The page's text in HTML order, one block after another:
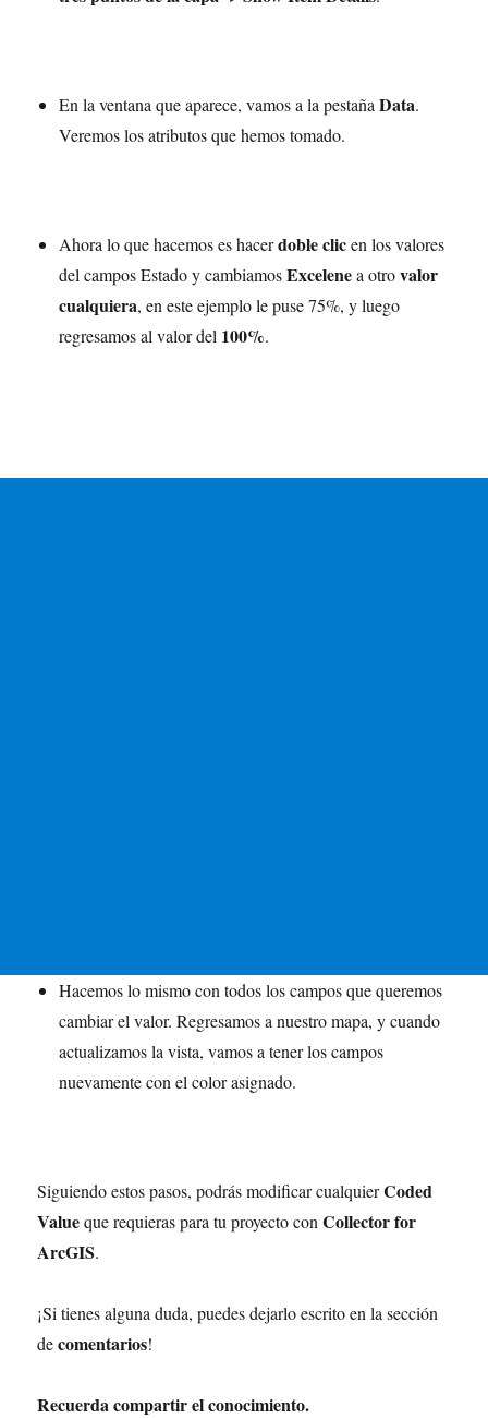
En la ventana que aparece, vamos a la pestañaData.
Veremos los atributos que hemos tomado.
Ahora lo que hacemos es hacerdoble clicen los valores
del campos Estado y cambiamosExcelenea otrovalor
cualquiera, en este ejemplo le puse 75%, y luego
regresamos al valor del 100%.
Hacemos lo mismo con todos los campos que queremos
cambiar el valor. Regresamos a nuestro mapa, y cuando
actualizamos la vista, vamos a tener los campos
nuevamente con el color asignado.
Siguiendo estos pasos, podrás modificar cualquierCoded
Valueque requieras para tu proyecto conCollector for
ArcGIS.
¡Si tienes alguna duda, puedes dejarlo escrito en la sección
decomentarios!
Recuerda compartir el conocimiento.